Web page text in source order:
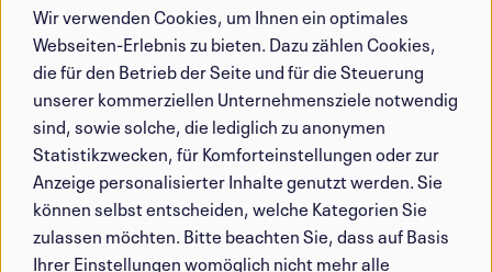
einer Selbstbewertung.
FEEDBACK UND
KONTAKT­ANGABEN
Sollten Ihnen Barrieren auffallen, die Sie an
personenbezogenen
Daten
und
Cookies
Wir verwenden Cookies, um Ihnen ein optimales
Webseiten-Erlebnis zu bieten. Dazu zählen Cookies,
die für den Betrieb der Seite und für die Steuerung
unserer kommerziellen Unternehmensziele notwendig
sind, sowie solche, die lediglich zu anonymen
Statistikzwecken, für Komforteinstellungen oder zur
Anzeige personalisierter Inhalte genutzt werden. Sie
können selbst entscheiden, welche Kategorien Sie
zulassen möchten. Bitte beachten Sie, dass auf Basis
Ihrer Einstellungen womöglich nicht mehr alle